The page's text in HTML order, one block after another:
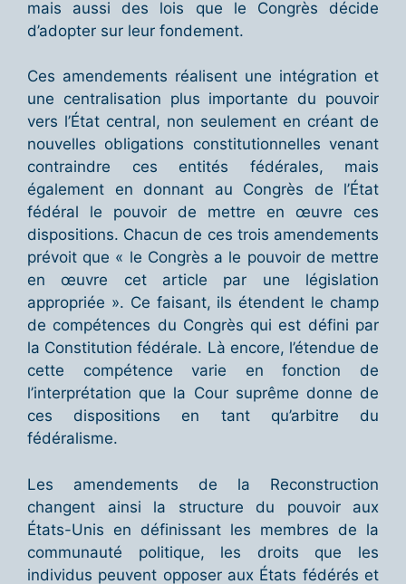
mais aussi des lois que le Congrès décide
d’adopter sur leur fondement.
Ces amendements réalisent une intégration et
une centralisation plus importante du pouvoir
vers l’État central, non seulement en créant de
nouvelles obligations constitutionnelles venant
contraindre ces entités fédérales, mais
également en donnant au Congrès de l’État
fédéral le pouvoir de mettre en œuvre ces
dispositions. Chacun de ces trois amendements
prévoit que « le Congrès a le pouvoir de mettre
en œuvre cet article par une législation
appropriée ». Ce faisant, ils étendent le champ
de compétences du Congrès qui est défini par
la Constitution fédérale. Là encore, l’étendue de
cette compétence varie en fonction de
l’interprétation que la Cour suprême donne de
ces dispositions en tant qu’arbitre du
fédéralisme.
Les amendements de la Reconstruction
changent ainsi la structure du pouvoir aux
États-Unis en définissant les membres de la
communauté politique, les droits que les
individus peuvent opposer aux États fédérés et